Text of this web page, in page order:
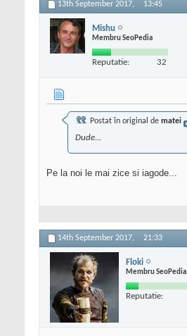
13th September 2017, 13:45
Mishu
Membru SeoPedia
Reputatie: 32
Postat în original de matei
Dude...
Pe la noi le mai zice si iagode...
14th September 2017, 21:33
Floki
Membru SeoPedia
Reputatie: